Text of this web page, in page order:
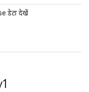
डेटा देखें